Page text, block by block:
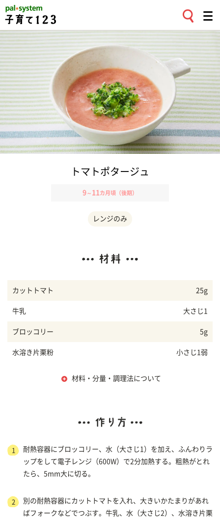
トマトポタージュ
9～ 11 カ月頃（後期）
レンジのみ
カットトマト 25g
牛乳 大さじ1
ブロッコリー 5g
水溶き片栗粉 小さじ1弱
材料・分量・調理法について
1
耐熱容器にブロッコリー、水（大さじ1）を加え、ふんわりラ
ップをして電子レンジ（600W）で2分加熱する。粗熱がとれ
たら、5mm大に切る。
2
別の耐熱容器にカットトマトを入れ、大きいかたまりがあれ
ばフォークなどでつぶす。牛乳、水（大さじ2）、水溶き片栗